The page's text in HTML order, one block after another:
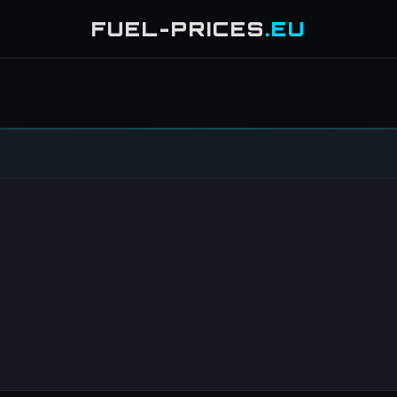
FUEL-PRICES.EU